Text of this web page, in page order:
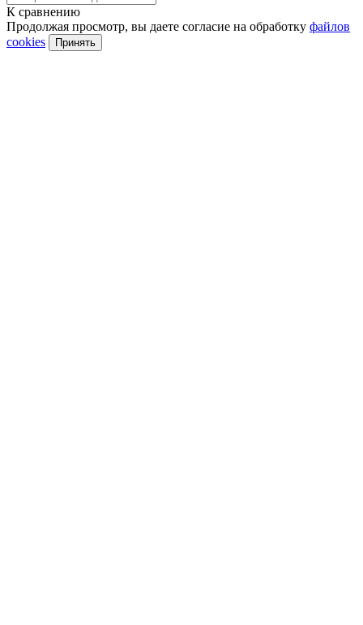
К сравнению
Продолжая просмотр, вы даете согласие на обработку файлов
cookies
Принять